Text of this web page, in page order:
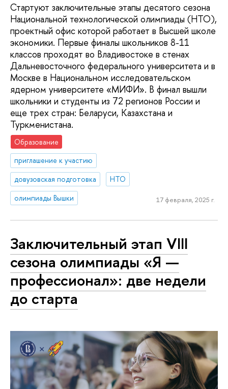
Стартуют заключительные этапы десятого сезона
Национальной технологической олимпиады (НТО),
проектный офис которой работает в Высшей школе
экономики. Первые финалы школьников 8-11
классов проходят во Владивостоке в стенах
Дальневосточного федерального университета и в
Москве в Национальном исследовательском
ядерном университете «МИФИ». В финал вышли
школьники и студенты из 72 регионов России и
еще трех стран: Беларуси, Казахстана и
Туркменистана.
Образование
приглашение к участию
довузовская подготовка
НТО
олимпиады Вышки
17 февраля, 2025 г.
Заключительный этап VIII
сезона олимпиады «Я —
профессионал»: две недели
до старта